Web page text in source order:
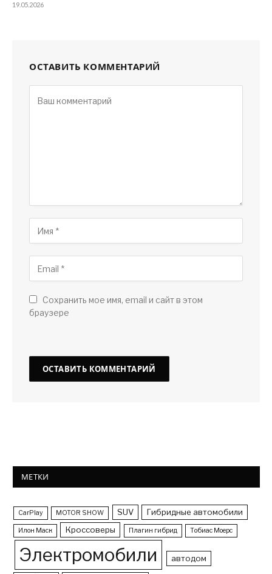
19.05.2026
ОСТАВИТЬ КОММЕНТАРИЙ
Сохранить мое имя, email и сайт в этом
браузере
МЕТКИ
CarPlay MOTOR SHOW SUV Гибридные автомобили
Илон Маск Кроссоверы Плагин гибрид Тобиас Моерс
Электромобили автодом